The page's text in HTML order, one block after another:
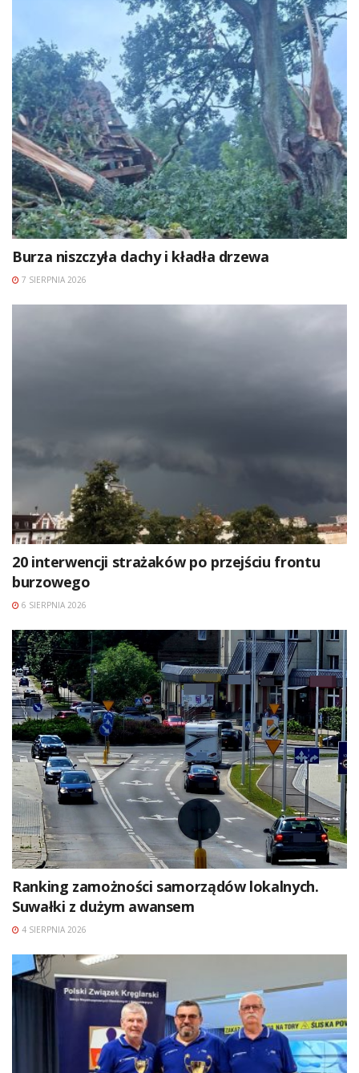
Burza niszczyła dachy i kładła drzewa
7 SIERPNIA 2026
20 interwencji strażaków po przejściu frontu
burzowego
6 SIERPNIA 2026
Ranking zamożności samorządów lokalnych.
Suwałki z dużym awansem
4 SIERPNIA 2026